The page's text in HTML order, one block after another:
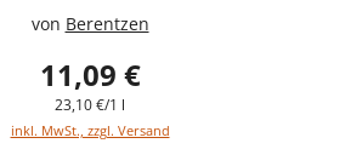
von Berentzen
11,09 €
23,10 €/1 l
inkl. MwSt., zzgl. Versand